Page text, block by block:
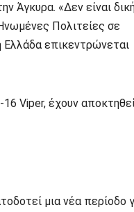
Άγκυρα. «Δεν είναι
Πολιτείες σε
Ελλάδα επικεντρώνεται
Viper, έχουν
μια νέα περίοδο